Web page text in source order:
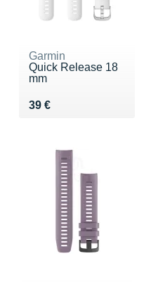
Garmin
Quick Release 18
mm
39 €
Vendu 39 €